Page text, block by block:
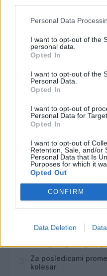
Personal Data
I want to opt-out of the
personal data.
Opted In
I want to opt-out of the
Personal Data.
Opted In
I want to opt-out of
Personal Data for
Opted In
I want to opt-out of
Retention, Sale, and/or
Personal Data that Is
Purposes for which it
Opted Out
CONFIRM
Data Deletion
pitne vode
Opozorilo:
posameznik kazensko
sovraštva, nasilja ali
rasističnimi,
bodo odstranjeni.
Pravila
Failed to fetch
Najbolj brano
Za posledicami
kolesar